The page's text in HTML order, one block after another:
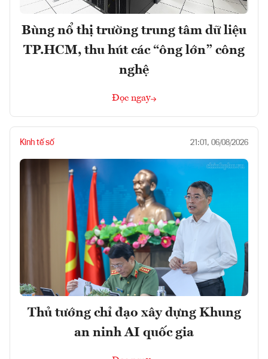
Bùng nổ thị trường trung tâm dữ liệu
TP.HCM, thu hút các “ông lớn” công
nghệ
Đọc ngay
Kinh tế số 21:01, 06/08/2026
Thủ tướng chỉ đạo xây dựng Khung
an ninh AI quốc gia